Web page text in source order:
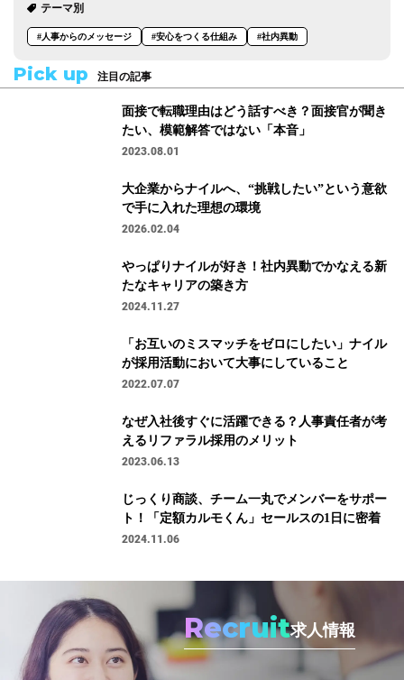
テーマ別
#人事からのメッセージ #安心をつくる仕組み #社内異動
Pick up 注目の記事
面接で転職理由はどう話すべき？面接官が聞き
たい、模範解答ではない「本音」
2023.08.01
大企業からナイルへ、“挑戦したい”という意欲
で手に入れた理想の環境
2026.02.04
やっぱりナイルが好き！社内異動でかなえる新
たなキャリアの築き方
2024.11.27
「お互いのミスマッチをゼロにしたい」ナイル
が採用活動において大事にしていること
2022.07.07
なぜ入社後すぐに活躍できる？人事責任者が考
えるリファラル採用のメリット
2023.06.13
じっくり商談、チーム一丸でメンバーをサポー
ト！「定額カルモくん」セールスの1日に密着
2024.11.06
Recruit求人情報